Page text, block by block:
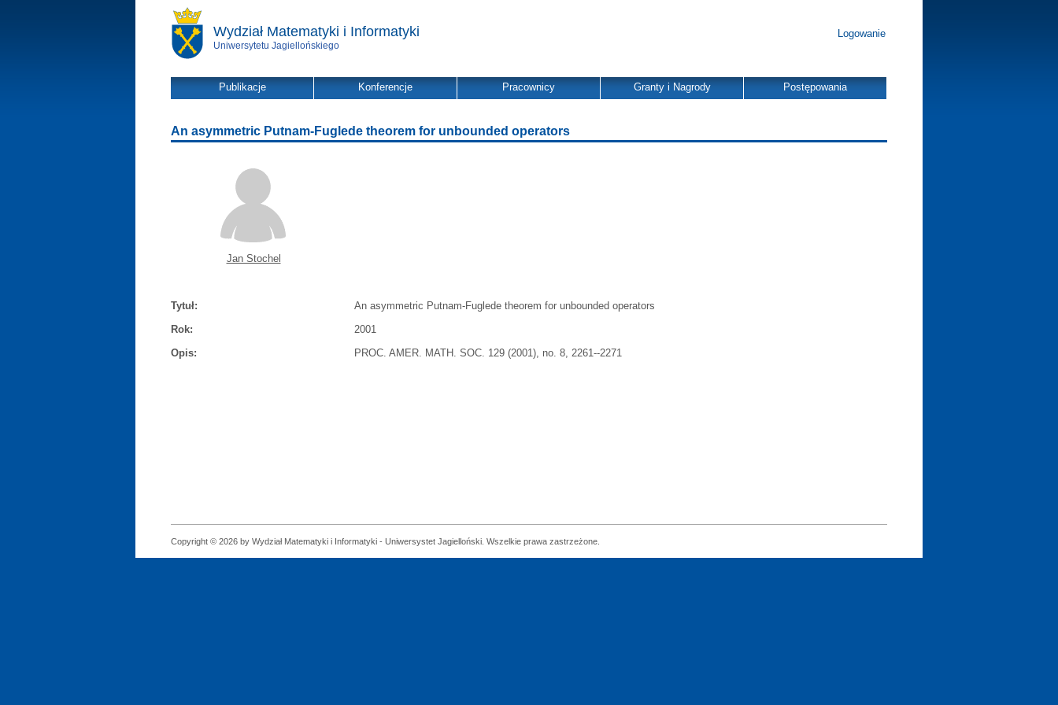
Wydział Matematyki i Informatyki
Uniwersytetu Jagiellońskiego
Logowanie
Publikacje Konferencje Pracownicy Granty i Nagrody Postępowania
An asymmetric Putnam-Fuglede theorem for unbounded operators
Jan Stochel
Tytuł:
An asymmetric Putnam-Fuglede theorem for unbounded operators
Rok:
2001
Opis:
PROC. AMER. MATH. SOC. 129 (2001), no. 8, 2261--2271
Copyright © 2026 by Wydział Matematyki i Informatyki - Uniwersystet Jagielloński. Wszelkie prawa zastrzeżone.